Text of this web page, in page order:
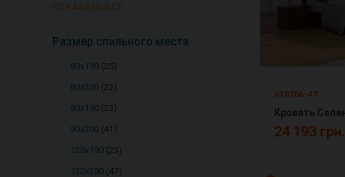
ПОКАЗАТЬ ВСЕ
Размер спального места
80х190 25
80х200 22
90х190 23
90х200 41
120х190 23
120х200 47
010206-47
24 193 грн.